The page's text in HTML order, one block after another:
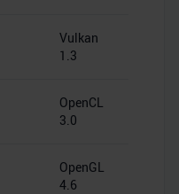
Vulkan
1.3
OpenCL
3.0
OpenGL
4.6